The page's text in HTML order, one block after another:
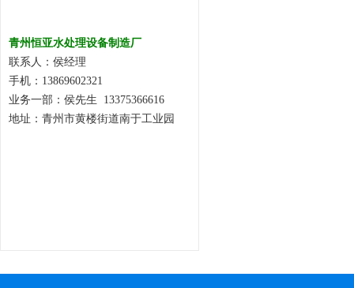
青州恒亚水处理设备制造厂
联系人：侯经理
手机：13869602321
业务一部：侯先生 13375366616
地址：青州市黄楼街道南于工业园